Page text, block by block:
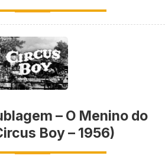
– O Menino do
Boy – 1956)